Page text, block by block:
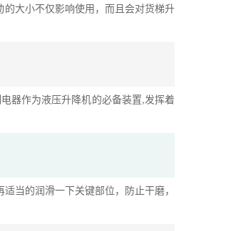
大小不仅影响使用，而且会对货梯升
器作为液压升降机的必备装置,发挥着
当的润滑一下关键部位，防止干磨，